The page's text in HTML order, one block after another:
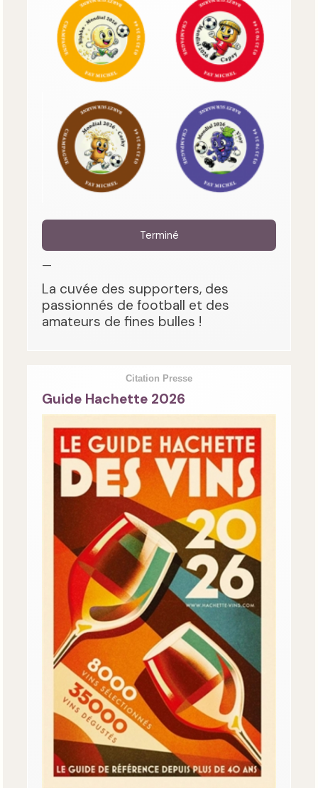
Terminé
—
La cuvée des supporters, des
passionnés de football et des
amateurs de fines bulles !
Citation Presse
Guide Hachette 2026